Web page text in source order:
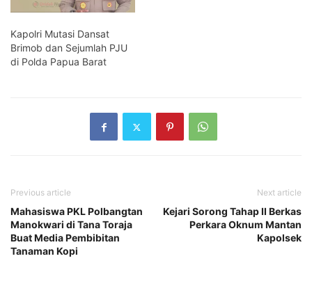
Kapolri Mutasi Dansat
Brimob dan Sejumlah PJU
di Polda Papua Barat
Previous article
Mahasiswa PKL Polbangtan
Manokwari di Tana Toraja
Buat Media Pembibitan
Tanaman Kopi
Next article
Kejari Sorong Tahap II Berkas
Perkara Oknum Mantan
Kapolsek